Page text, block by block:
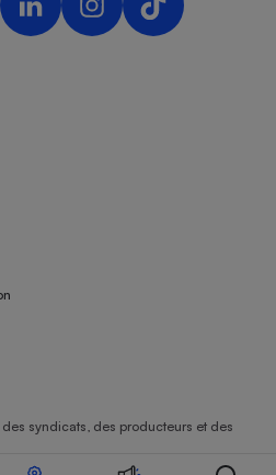
syndicats, des producteurs et des